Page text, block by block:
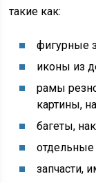
такие как:
фигурные
иконы из
рамы
картины,
багеты,
запчасти,